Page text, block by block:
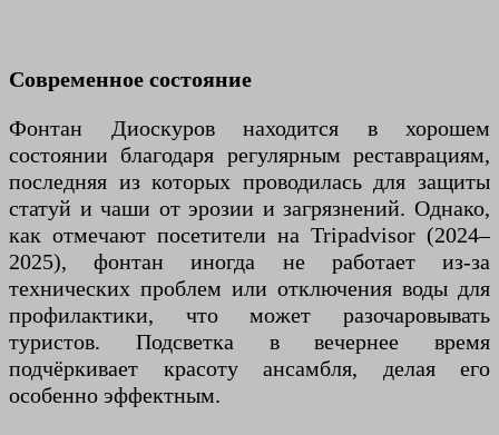
Современное состояние
Фонтан Диоскуров находится в хорошем
состоянии благодаря регулярным реставрациям,
последняя из которых проводилась для защиты
статуй и чаши от эрозии и загрязнений. Однако,
как отмечают посетители на Tripadvisor (2024–
2025), фонтан иногда не работает из-за
технических проблем или отключения воды для
профилактики, что может разочаровывать
туристов. Подсветка в вечернее время
подчёркивает красоту ансамбля, делая его
особенно эффектным.